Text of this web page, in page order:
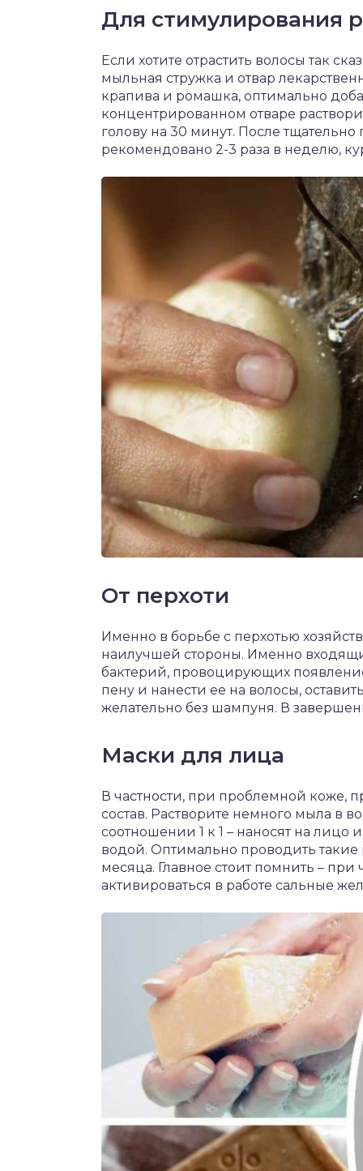
Для стимулирования
Если хотите отрастить волосы так
мыльная стружка и отвар
крапива и ромашка, оптимально
концентрированном отваре
голову на 30 минут. После
рекомендовано 2-3 раза в неделю,
От перхоти
Именно в борьбе с перхотью
наилучшей стороны. Именно
бактерий, провоцирующих
пену и нанести ее на волосы,
желательно без шампуня. В
Маски для лица
В частности, при проблемной коже,
состав. Растворите немного мыла в
соотношении 1 к 1 – наносят на лицо
водой. Оптимально проводить
месяца. Главное стоит помнить –
активироваться в работе сальные